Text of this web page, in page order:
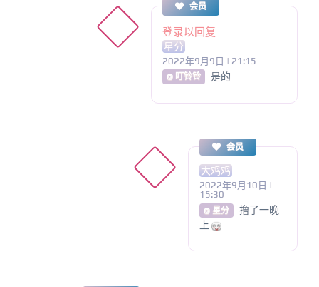
会员
登录以回复
星分
2022年9月9日 | 21:15
@ 叮铃铃 是的
会员
大鸡鸡
2022年9月10日 |
15:30
@ 星分
撸了一晚
上